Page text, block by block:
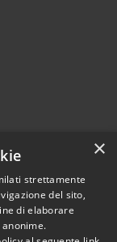
2026 • Comune di
×
strettamente
del sito,
di elaborare